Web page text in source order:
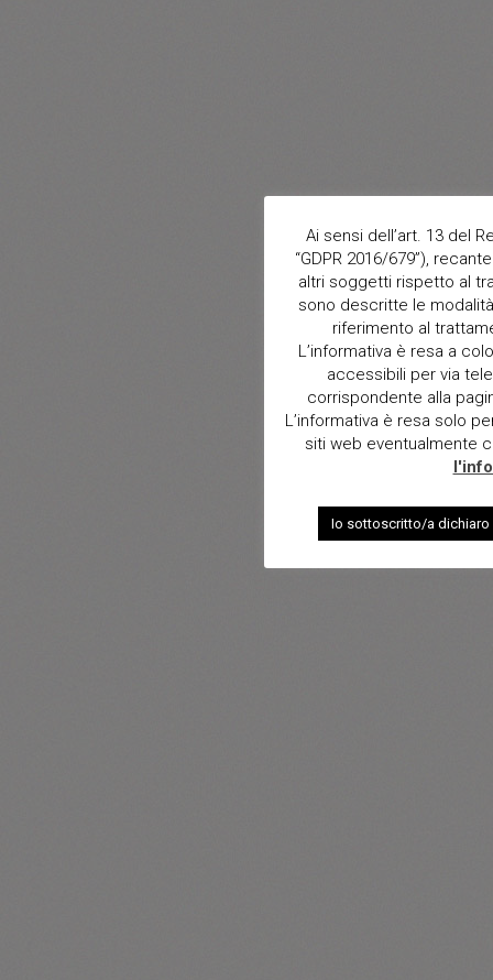
Ai sensi dell’art. 13 del
“GDPR 2016/679”),
altri soggetti rispetto al
sono descritte le
riferimento al
L’informativa è resa a
accessibili per via
corrispondente alla
L’informativa è resa solo
siti web eventualmente
Io sottoscritto/a dichiaro